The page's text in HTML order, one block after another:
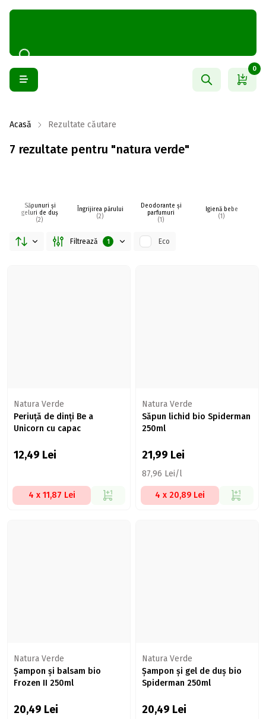
0
Acasă Rezultate căutare
7 rezultate pentru "natura verde"
Săpunuri și
geluri de duș
(2)
Îngrijirea părului
(2)
Deodorante și
parfumuri
(1)
Igienă bebe
(1)
Filtrează 1 Eco
Natura Verde
Periuță de dinți Be a
Unicorn cu capac
12,49 Lei
4 x 11,87 Lei
Natura Verde
Săpun lichid bio Spiderman
250ml
21,99 Lei
87,96 Lei/l
4 x 20,89 Lei
Natura Verde
Șampon și balsam bio
Frozen II 250ml
20,49 Lei
Natura Verde
Șampon și gel de duș bio
Spiderman 250ml
20,49 Lei